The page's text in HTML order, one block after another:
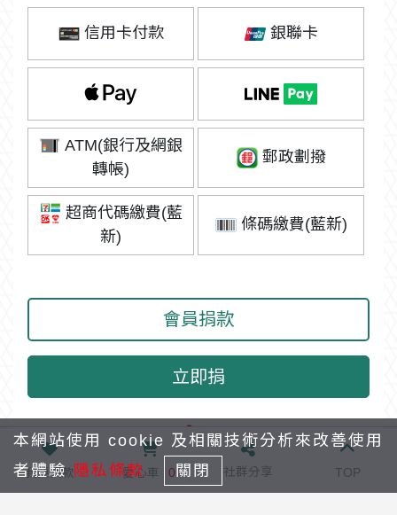
信用卡付款 銀聯卡
ATM(銀行及網銀
轉帳)
郵政劃撥
超商代碼繳費(藍
新)
條碼繳費(藍新)
會員捐款
立即捐
我要捐款 愛心車 0 社群分享 TOP
本網站使用 cookie 及相關技術分析來改善使用
者體驗 隱私條款 關閉